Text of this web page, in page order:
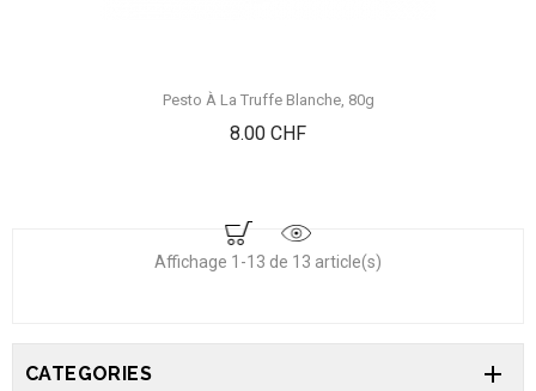
Pesto À La Truffe Blanche, 80g
8.00 CHFPrix
Affichage 1-13 de 13 article(s)
CATEGORIES 